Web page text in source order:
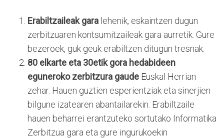
Erabiltzaileak gara lehenik, eskaintzen dugun
zerbitzuaren kontsumitzaileak gara aurretik. Gure
bezeroek, guk geuk erabiltzen ditugun tresnak.
80 elkarte eta 30etik gora hedabideen
eguneroko zerbitzura gaude Euskal Herrian
zehar. Hauen guztien esperientziak eta sinerjien
bilgune izatearen abantailarekin. Erabiltzaile
hauen beharrei erantzuteko sortutako Informatika
Zerbitzua gara eta gure ingurukoekin